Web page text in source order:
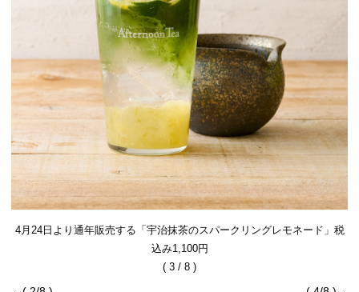
4月24日より通年販売する「宇治抹茶のスパークリングレモネード」税
込み1,100円
( 3 / 8 )